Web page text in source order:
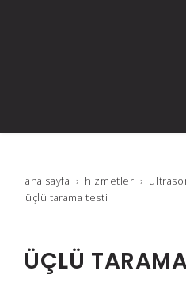
ana sayfa hi̇zmetler
üçlü tarama testi̇
ÜÇLÜ